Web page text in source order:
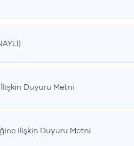
Duyuru Metni
ilişkin Duyuru Metni